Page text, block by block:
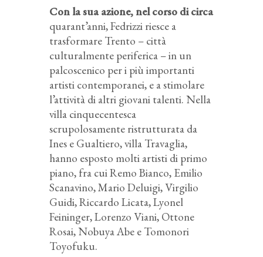
Con la sua azione, nel corso di circa
quarant’anni, Fedrizzi riesce a
trasformare Trento – città
culturalmente periferica – in un
palcoscenico per i più importanti
artisti contemporanei, e a stimolare
l’attività di altri giovani talenti. Nella
villa cinquecentesca
scrupolosamente ristrutturata da
Ines e Gualtiero, villa Travaglia,
hanno esposto molti artisti di primo
piano, fra cui Remo Bianco, Emilio
Scanavino, Mario Deluigi, Virgilio
Guidi, Riccardo Licata, Lyonel
Feininger, Lorenzo Viani, Ottone
Rosai, Nobuya Abe e Tomonori
Toyofuku.